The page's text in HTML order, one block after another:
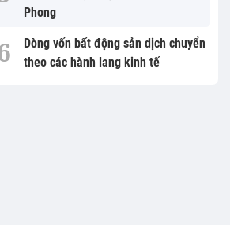
Phong
Dòng vốn bất động sản dịch chuyển
theo các hành lang kinh tế